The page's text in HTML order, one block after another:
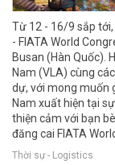
Từ 12 - 16/9 sắp
- FIATA World
Busan (Hàn Quốc).
Nam (VLA) cùng
dự, với mong muốn
Nam xuất hiện tại
thiện cảm với bạn
đăng cai FIATA
Thời sự - Logistics